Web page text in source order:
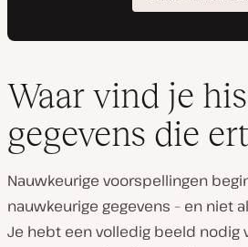
Waar vind je
gegevens die
Nauwkeurige voorspellingen
nauwkeurige gegevens – en niet
Je hebt een volledig beeld nodig